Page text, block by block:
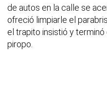
de autos en la calle se
ofreció limpiarle el
el trapito insistió y
piropo.